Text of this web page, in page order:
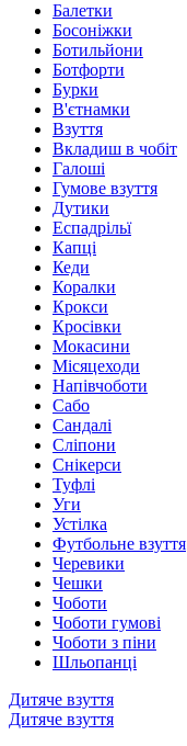
Балетки
Босоніжки
Ботильйони
Ботфорти
Бурки
В'єтнамки
Взуття
Вкладиш в чобіт
Галоші
Гумове взуття
Дутики
Еспадрільї
Капці
Кеди
Коралки
Крокси
Кросівки
Мокасини
Місяцеходи
Напівчоботи
Сабо
Сандалі
Сліпони
Снікерси
Туфлі
Уги
Устілка
Футбольне взуття
Черевики
Чешки
Чоботи
Чоботи гумові
Чоботи з піни
Шльопанці
Дитяче взуття
Дитяче взуття